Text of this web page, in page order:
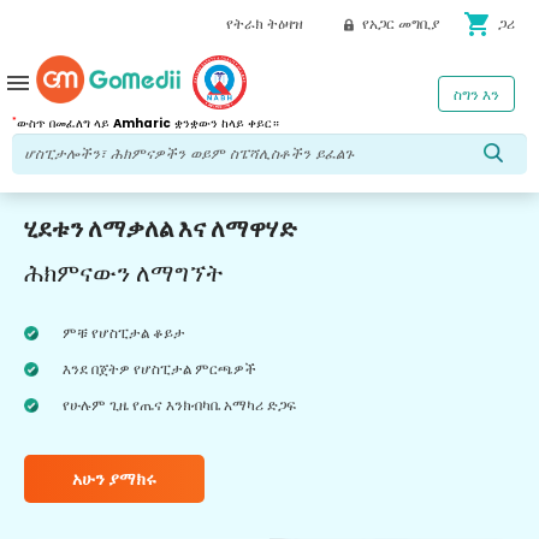
የትራክ ትዕዛዝ የአጋር መግቢያ shopping_cart ጋሪ
*ውስጥ በመፈለግ ላይ Amharic ቋንቋውን ከላይ ቀይር።
ስግን እን
menu
ሂደቱን ለማቃለል እና ለማዋሃድ
ሕክምናውን ለማግኘት
ምቹ የሆስፒታል ቆይታ
እንደ በጀትዎ የሆስፒታል ምርጫዎች
የሁሉም ጊዜ የጤና እንክብካቤ አማካሪ ድጋፍ
አሁን ያማክሩ